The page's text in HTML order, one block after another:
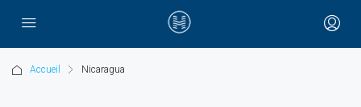
Accueil Nicaragua